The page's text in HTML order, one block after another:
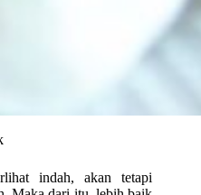
indah, akan tetapi